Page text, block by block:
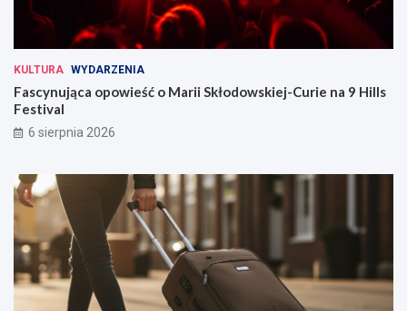
KULTURA WYDARZENIA
Fascynująca opowieść o Marii Skłodowskiej-Curie na 9 Hills
Festival
6 sierpnia 2026